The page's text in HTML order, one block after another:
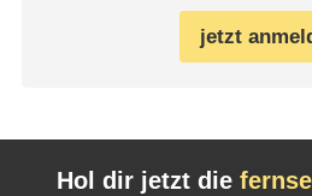
jetzt
Hol dir jetzt die